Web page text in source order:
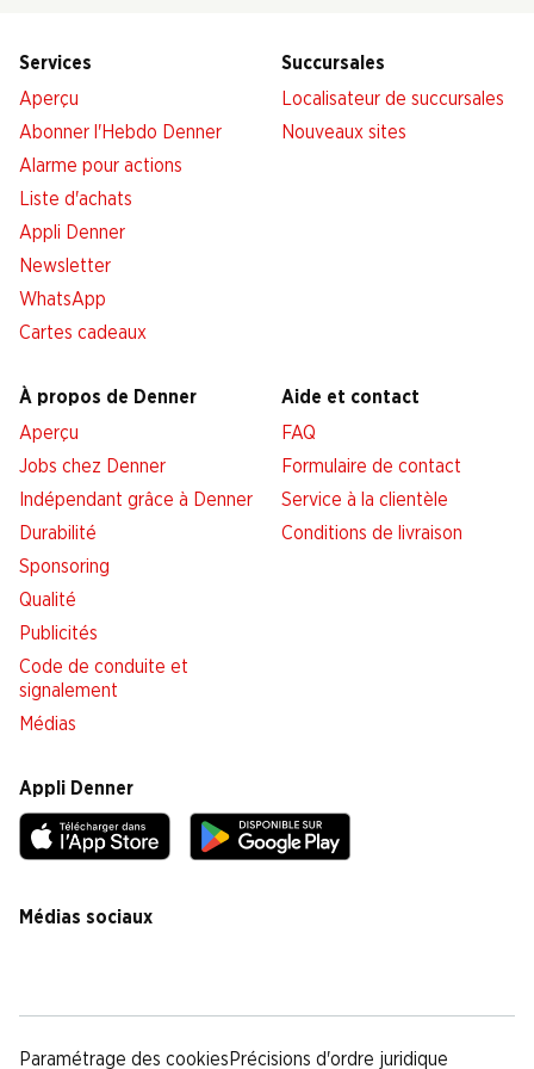
Services
Aperçu
Abonner l'Hebdo Denner
Alarme pour actions
Liste d'achats
Appli Denner
Newsletter
WhatsApp
Cartes cadeaux
Succursales
Localisateur de succursales
Nouveaux sites
À propos de Denner
Aperçu
Jobs chez Denner
Indépendant grâce à Denner
Durabilité
Sponsoring
Qualité
Publicités
Code de conduite et
signalement
Médias
Aide et contact
FAQ
Formulaire de contact
Service à la clientèle
Conditions de livraison
Appli Denner
Médias sociaux
Paramétrage des cookies Précisions d'ordre juridique